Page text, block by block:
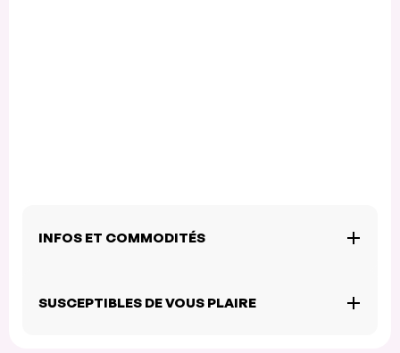
INFOS ET COMMODITÉS
SUSCEPTIBLES DE VOUS PLAIRE